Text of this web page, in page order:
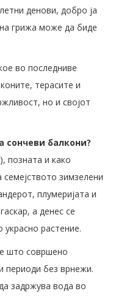
денови, добро ја
грижа може да биде
во последниве
терасите и
но и својот
сончеви балкони?
позната и како
семејството зимзелени
плумеријата и
а денес се
украсно растение.
е што совршено
периоди без врнежи.
задржува вода во